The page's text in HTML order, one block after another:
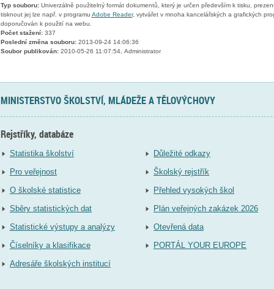
Typ souboru:Univerzálně použitelný formát dokumentů, který je určen především k tisku,
tisknout jej lze např. v programu Adobe Reader, vytvářet v mnoha kancelářských a grafických
doporučován k použití na webu.
Počet stažení:337
Poslední změna souboru:2013-09-24 14:06:36
Soubor publikován:2010-05-26 11:07:54, Administrator
MINISTERSTVO ŠKOLSTVÍ, MLÁDEŽE A TĚLOVÝCHOVY
Rejstříky, databáze
Statistika školství
Pro veřejnost
O školské statistice
Sběry statistických dat
Statistické výstupy a analýzy
Číselníky a klasifikace
Adresáře školských institucí
Důležité odkazy
Školský rejstřík
Přehled vysokých škol
Plán veřejných zakázek 2026
Otevřená data
PORTÁL YOUR EUROPE